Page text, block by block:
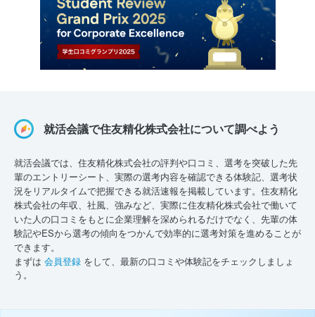
就活会議で住友精化株式会社について調べよう
就活会議では、住友精化株式会社の評判や口コミ、選考を突破した先
輩のエントリーシート、実際の選考内容を確認できる体験記、選考状
況をリアルタイムで把握できる就活速報を掲載しています。住友精化
株式会社の年収、社風、強みなど、実際に住友精化株式会社で働いて
いた人の口コミをもとに企業理解を深められるだけでなく、先輩の体
験記やESから選考の傾向をつかんで効率的に選考対策を進めることが
できます。
まずは 会員登録 をして、最新の口コミや体験記をチェックしましょ
う。